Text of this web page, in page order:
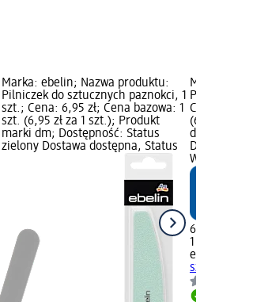
Marka: ebelin; Nazwa produktu:
Pilniczek do sztucznych paznokci, 1
szt.; Cena: 6,95 zł; Cena bazowa: 1
szt. (6,95 zł za 1 szt.); Produkt
marki dm; Dostępność: Status
zielony Dostawa dostępna, Status
Marka:
Pilniczek
Cena: 6,95
(6,95 zł za
dm;
Dostawa
Wybierz
6,95 zł
1 szt. (6,95
ebelin
szt.